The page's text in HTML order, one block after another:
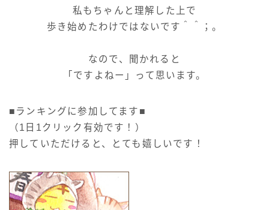
私もちゃんと理解した上で
歩き始めたわけではないです＾＾；。
なので、聞かれると
「ですよねー」って思います。
■ランキングに参加してます■
（1日1クリック有効です！）
押していただけると、とても嬉しいです！